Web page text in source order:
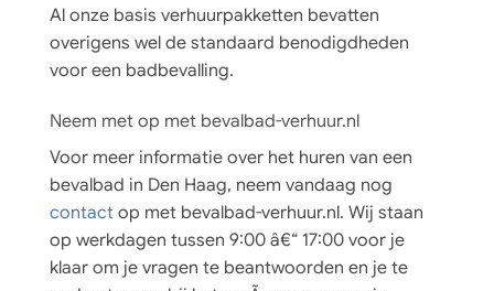
Al onze basis verhuurpakketten bevatten
overigens wel de standaard benodigdheden
voor een badbevalling.
Neem met op met bevalbad-verhuur.nl
Voor meer informatie over het huren van een
bevalbad in Den Haag, neem vandaag nog
contact op met bevalbad-verhuur.nl. Wij staan
op werkdagen tussen 9:00 â€“ 17:00 voor je
klaar om je vragen te beantwoorden en je te